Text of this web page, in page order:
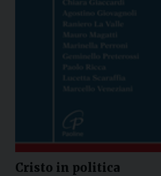
Cristo in politica